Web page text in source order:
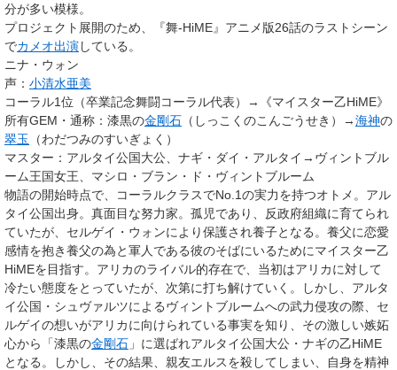
分が多い模様。
プロジェクト展開のため、『舞-HiME』アニメ版26話のラストシーン
でカメオ出演している。
ニナ・ウォン
声： 小清水亜美
コーラル1位（卒業記念舞闘コーラル代表）→《マイスター乙HiME》
所有GEM・通称 ：漆黒の金剛石 （しっこくのこんごうせき）→海神の
翠玉
（わだつみのすいぎょく）
マスター ：アルタイ公国大公、ナギ・ダイ・アルタイ→ヴィントブル
ーム王国女王、マシロ・ブラン・ド・ヴィントブルーム
物語の開始時点で、コーラルクラスでNo.1の実力を持つオトメ。 アル
タイ公国出身。真面目な努力家。孤児であり、反政府組織に育てられ
ていたが、セルゲイ・ウォンにより保護され養子となる。養父に恋愛
感情を抱き養父の為と軍人である彼のそばにいるためにマイスター乙
HiMEを目指す。アリカのライバル的存在で、当初はアリカに対して
冷たい態度をとっていたが、次第に打ち解けていく。しかし、アルタ
イ公国・シュヴァルツによるヴィントブルームへの武力侵攻の際、セ
ルゲイの想いがアリカに向けられている事実を知り、その激しい嫉妬
心から「漆黒の金剛石 」に選ばれアルタイ公国大公・ナギの乙HiME
となる。しかし、その結果、親友エルスを殺してしまい、自身を精神